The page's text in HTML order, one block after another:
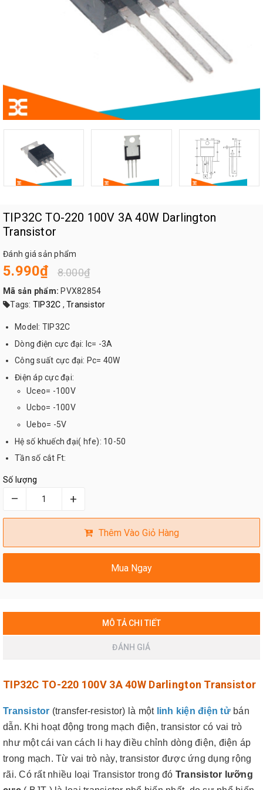
TIP32C TO-220 100V 3A 40W Darlington
Transistor
Đánh giá sản phẩm
5.990₫ 8.000₫
Mã sản phẩm: PVX82854
Tags: TIP32C , Transistor
Model: TIP32C
Dòng điện cực đại: Ic= -3A
Công suất cực đại: Pc= 40W
Điện áp cực đại:
Uceo= -100V
Ucbo= -100V
Uebo= -5V
Hệ số khuếch đại( hfe): 10-50
Tần số cắt Ft:
Số lượng
– +
Thêm Vào Giỏ Hàng
Mua Ngay
MÔ TẢ CHI TIẾT
ĐÁNH GIÁ
TIP32C TO-220 100V 3A 40W Darlington Transistor
Transistor (transfer-resistor) là một linh kiện điện tửbán
dẫn. Khi hoạt động trong mạch điện, transistor có vai trò
như một cái van cách li hay điều chỉnh dòng điện, điện áp
trong mạch. Từ vai trò này, transistor được ứng dụng rộng
rãi.Có rất nhiều loại Transistor trong đó Transistor lưỡng